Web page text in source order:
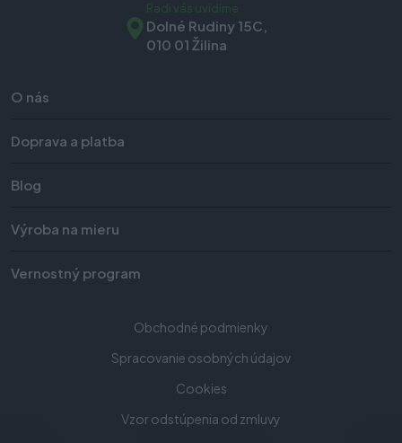
O nás
Doprava a platba
Blog
Výroba na mieru
Vernostný program
Obchodné podmienky
Spracovanie osobných údajov
Cookies
Vzor odstúpenia od zmluvy
Radi vás uvidíme
Dolné Rudiny 15C,
010 01 Žilina